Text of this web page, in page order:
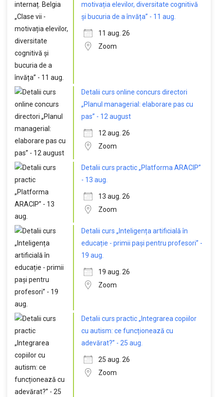
motivația elevilor, diversitate cognitivă
și bucuria de a învăța” - 11 aug.
11 aug. 26
Zoom
Detalii curs online concurs directori
„Planul managerial: elaborare pas cu
pas” - 12 august
12 aug. 26
Zoom
Detalii curs practic „Platforma ARACIP”
- 13 aug.
13 aug. 26
Zoom
Detalii curs „Inteligența artificială în
educație - primii pași pentru profesori” -
19 aug.
19 aug. 26
Zoom
Detalii curs practic „Integrarea copiilor
cu autism: ce funcționează cu
adevărat?” - 25 aug.
25 aug. 26
Zoom